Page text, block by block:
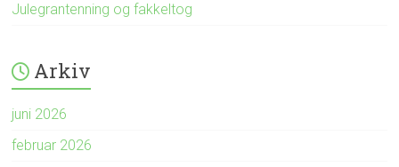
Julegrantenning og fakkeltog
Arkiv
juni 2026
februar 2026